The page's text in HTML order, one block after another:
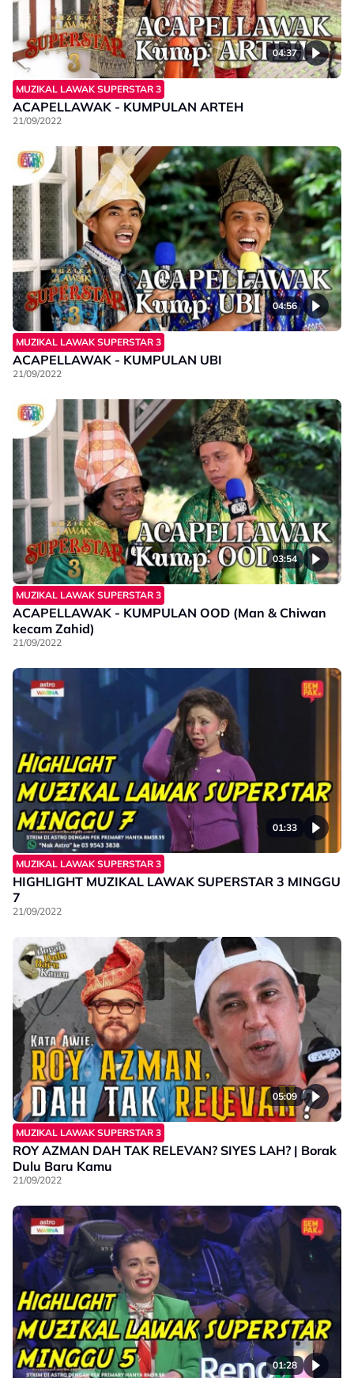
04:37
MUZIKAL LAWAK SUPERSTAR 3
ACAPELLAWAK - KUMPULAN ARTEH
21/09/2022
04:56
MUZIKAL LAWAK SUPERSTAR 3
ACAPELLAWAK - KUMPULAN UBI
21/09/2022
03:54
MUZIKAL LAWAK SUPERSTAR 3
ACAPELLAWAK - KUMPULAN OOD (Man & Chiwan
kecam Zahid)
21/09/2022
01:33
MUZIKAL LAWAK SUPERSTAR 3
HIGHLIGHT MUZIKAL LAWAK SUPERSTAR 3 MINGGU
7
21/09/2022
05:09
MUZIKAL LAWAK SUPERSTAR 3
ROY AZMAN DAH TAK RELEVAN? SIYES LAH? | Borak
Dulu Baru Kamu
21/09/2022
01:28